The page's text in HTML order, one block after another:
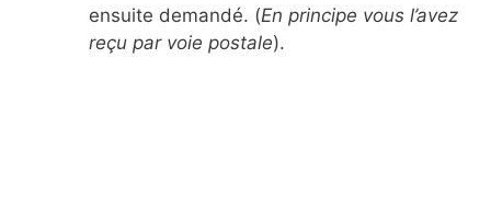
ensuite demandé. (En principe vous l’avez
reçu par voie postale).